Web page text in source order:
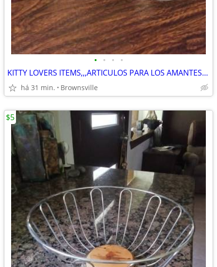
• • • •
KITTY LOVERS ITEMS,,,ARTICULOS PARA LOS AMANTES DE LOS GATOS
há 31 min. Brownsville
$5